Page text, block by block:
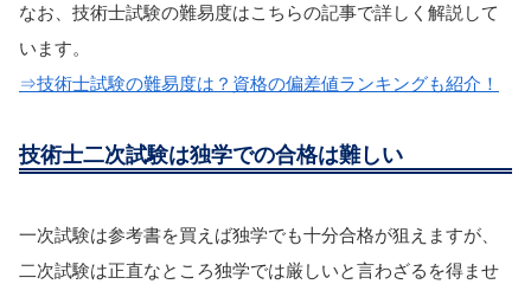
なお、技術士試験の難易度はこちらの記事で詳しく解説して
います。
⇒技術士試験の難易度は？資格の偏差値ランキングも紹介！
技術士二次試験は独学での合格は難しい
一次試験は参考書を買えば独学でも十分合格が狙えますが、
二次試験は正直なところ独学では厳しいと言わざるを得ませ